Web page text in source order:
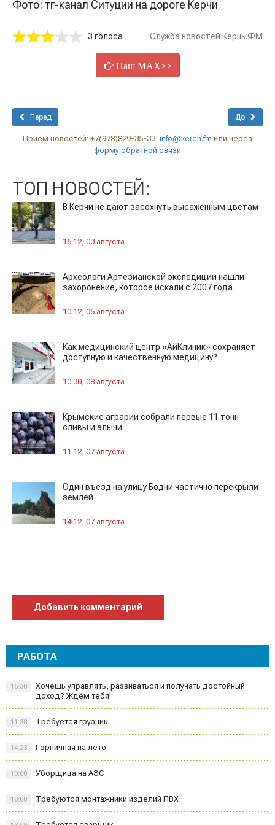
Фото: тг-канал Ситуции на дороге Керчи
3 голоса Служба новостей Керчь.ФМ
Наш MAX>>
Перед До
Прием новостей: +7(978)829-35-33, info@kerch.fm или через
форму обратной связи
ТОП НОВОСТЕЙ:
В Керчи не дают засохнуть высаженным цветам
16:12, 03 августа
Археологи Артезианской экспедиции нашли
захоронение, которое искали с 2007 года
10:12, 05 августа
Как медицинский центр «АйКлиник» сохраняет
доступную и качественную медицину?
10:30, 08 августа
Крымские аграрии собрали первые 11 тонн
сливы и алычи
11:12, 07 августа
Один въезд на улицу Бодни частично перекрыли
землей
14:12, 07 августа
Добавить комментарий
РАБОТА
Хочешь управлять, развиваться и получать достойный
доход? Ждём тебя!
16:30
Требуется грузчик
11:38
Горничная на лето
14:23
Уборщица на АЗС
13:00
Требуются монтажники изделий ПВХ
18:00